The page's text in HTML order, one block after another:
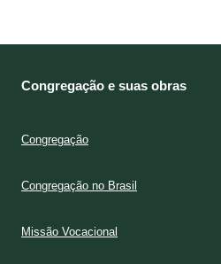
Congregação e suas obras
Congregação
Congregação no Brasil
Missão Vocacional